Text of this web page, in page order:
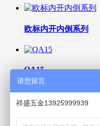
欧标内开内倒系列
QA15
请您留言
祥盛五金13925999939